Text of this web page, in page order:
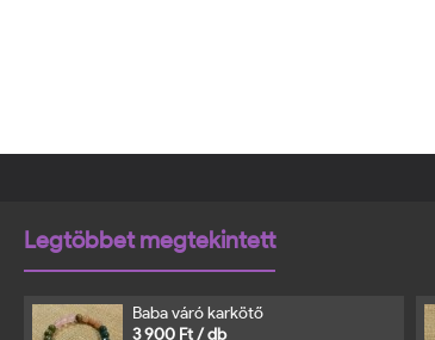
Legtöbbet megtekintett
Baba váró karkötő
3 900 Ft / db